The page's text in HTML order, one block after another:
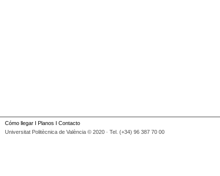
Cómo llegar I Planos I Contacto
Universitat Politècnica de València © 2020 · Tel. (+34) 96 387 70 00